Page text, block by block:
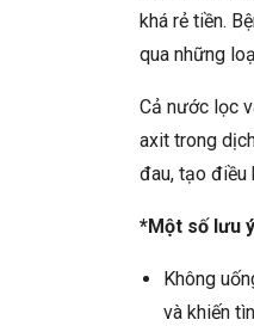
khá rẻ tiền.
qua những
Cả nước lọc
axit trong
đau, tạo điều
*Một số lưu
Không
và khiến